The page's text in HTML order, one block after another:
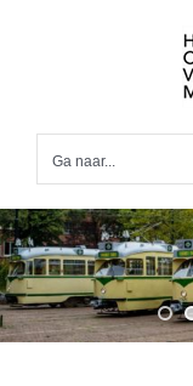
Ga naar...